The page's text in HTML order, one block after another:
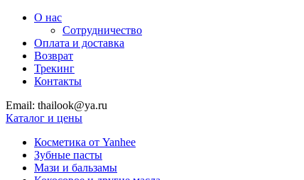
О нас
Сотрудничество
Оплата и доставка
Возврат
Трекинг
Контакты
Email: thailook@ya.ru
Каталог и цены
Косметика от Yanhee
Зубные пасты
Мази и бальзамы